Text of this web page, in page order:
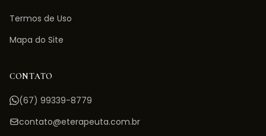
Termos de Uso
Mapa do Site
CONTATO
(67) 99339-8779
contato@eterapeuta.com.br